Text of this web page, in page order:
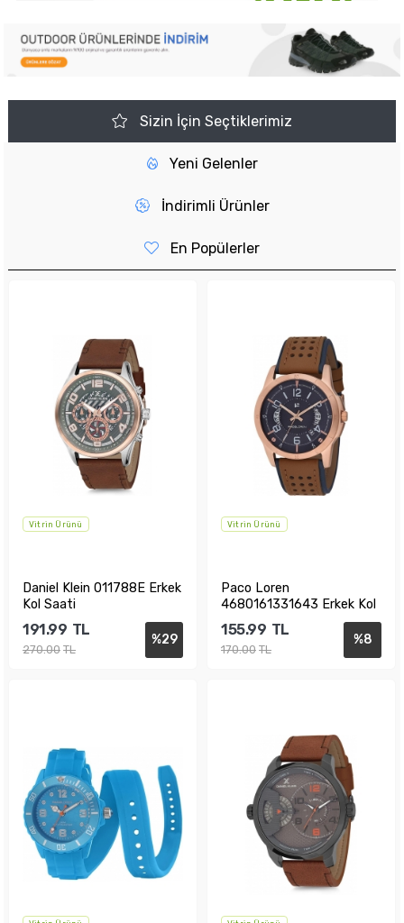
Sizin İçin Seçtiklerimiz
Yeni Gelenler
İndirimli Ürünler
En Popülerler
Vitrin Ürünü
Daniel Klein 011788E Erkek
Kol Saati
%29
191.99 TL
270.00 TL
Vitrin Ürünü
Paco Loren
4680161331643 Erkek Kol
Saati
%8
155.99 TL
170.00 TL